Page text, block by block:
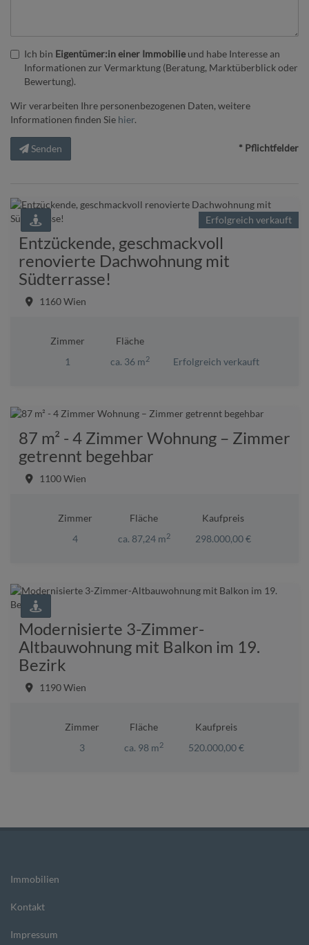
Ich bin Eigentümer:in einer Immobilie und habe Interesse an
Informationen zur Vermarktung (Beratung, Marktüberblick oder
Bewertung).
Wir verarbeiten Ihre personenbezogenen Daten, weitere
Informationen finden Sie hier.
Senden * Pflichtfelder
Erfolgreich verkauft
Entzückende, geschmackvoll
renovierte Dachwohnung mit
Südterrasse!
1160 Wien
Zimmer
1
Fläche
ca. 36 m2 Erfolgreich verkauft
87 m² - 4 Zimmer Wohnung – Zimmer
getrennt begehbar
1100 Wien
Zimmer
4
Fläche
ca. 87,24 m2
Kaufpreis
298.000,00 €
Modernisierte 3-Zimmer-
Altbauwohnung mit Balkon im 19.
Bezirk
1190 Wien
Zimmer
3
Fläche
ca. 98 m2
Kaufpreis
520.000,00 €
Immobilien
Kontakt
Impressum